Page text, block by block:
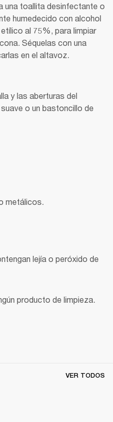
una toallita desinfectante o
humedecido con alcohol
al 75%, para limpiar
Séquelas con una
en el altavoz.
y las aberturas del
o un bastoncillo de
metálicos.
lejía o peróxido de
producto de limpieza.
VER TODOS